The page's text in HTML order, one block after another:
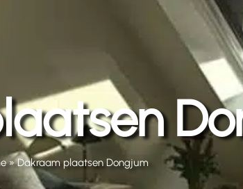
»Dakraam plaatsen Dongjum